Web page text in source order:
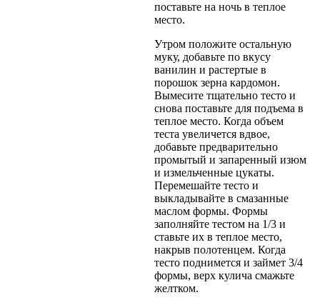
поставьте на ночь в теплое
место.
Утром положите остальную
муку, добавьте по вкусу
ванилин и растертые в
порошок зерна кардомон.
Вымесите тщательно тесто и
снова поставьте для подъема в
теплое место. Когда объем
теста увеличется вдвое,
добавьте предварительно
промытый и запаренный изюм
и измельченные цукаты.
Перемешайте тесто и
выкладывайте в смазанные
маслом формы. Формы
заполняйте тестом на 1/3 и
ставьте их в теплое место,
накрыв полотенцем. Когда
тесто поднимется и займет 3/4
формы, верх кулича смажьте
желтком.